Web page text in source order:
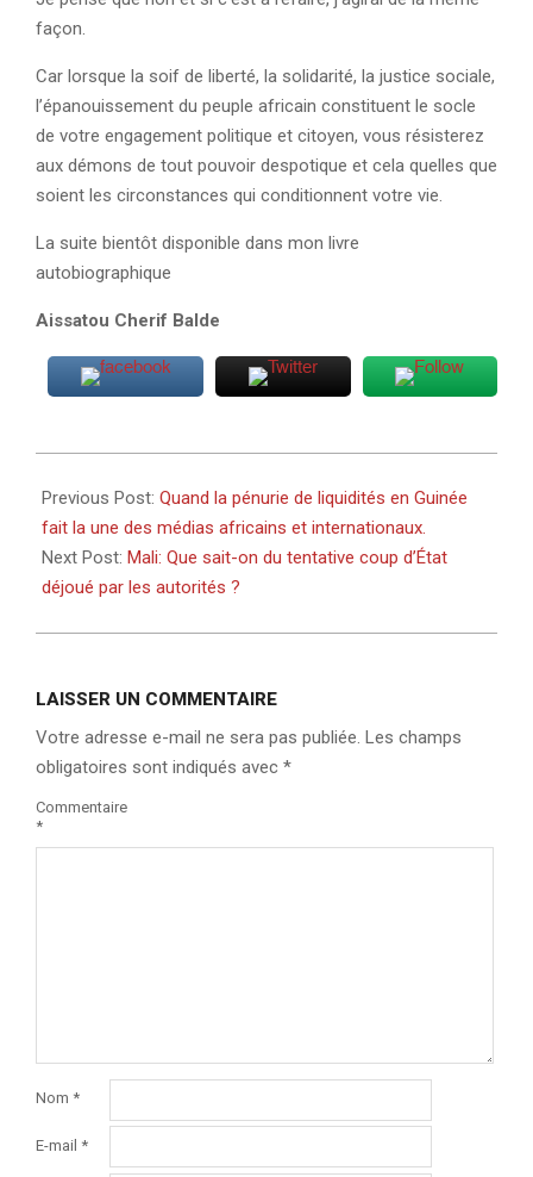
façon.
Car lorsque la soif de liberté, la solidarité, la justice sociale,
l’épanouissement du peuple africain constituent le socle
de votre engagement politique et citoyen, vous résisterez
aux démons de tout pouvoir despotique et cela quelles que
soient les circonstances qui conditionnent votre vie.
La suite bientôt disponible dans mon livre
autobiographique
Aissatou Cherif Balde
08-
14
Previous Post: Quand la pénurie de liquidités en Guinée
fait la une des médias africains et internationaux.
Next Post: Mali: Que sait-on du tentative coup d’État
déjoué par les autorités ?
LAISSER UN COMMENTAIRE
Votre adresse e-mail ne sera pas publiée. Les champs
obligatoires sont indiqués avec *
Commentaire
*
Nom *
E-mail *